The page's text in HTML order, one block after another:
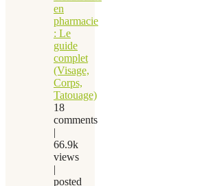
en
pharmacie
: Le
guide
complet
(Visage,
Corps,
Tatouage)
18
comments
|
66.9k
views
|
posted